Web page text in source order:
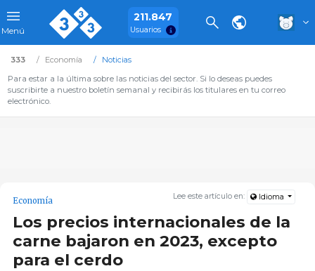
Menú
211.847
Usuarios
333 Economía
Noticias
Para estar a la última sobre las noticias del sector. Si lo deseas puedes
suscribirte a nuestro boletín semanal y recibirás los titulares en tu correo
electrónico.
Lee este artículo en: Idioma
Economía
Los precios internacionales de la
carne bajaron en 2023, excepto
para el cerdo